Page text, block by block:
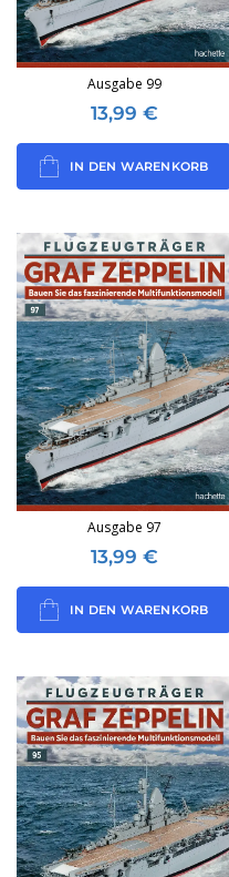
Ausgabe 99
13,99 €
IN DEN WARENKORB
Ausgabe 97
13,99 €
IN DEN WARENKORB